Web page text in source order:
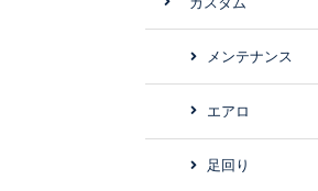
メンテナンス
エアロ
足回り